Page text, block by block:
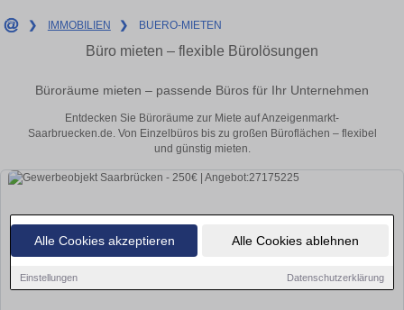
Alle Cookies akzeptieren Alle Cookies ablehnen
Einstellungen Datenschutzerklärung
❯ IMMOBILIEN ❯ BUERO-MIETEN
Büro mieten – flexible Bürolösungen
Büroräume mieten – passende Büros für Ihr Unternehmen
Entdecken Sie Büroräume zur Miete auf Anzeigenmarkt-
Saarbruecken.de. Von Einzelbüros bis zu großen Büroflächen – flexibel
und günstig mieten.